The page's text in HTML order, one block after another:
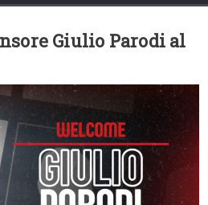
Giulio Parodi al